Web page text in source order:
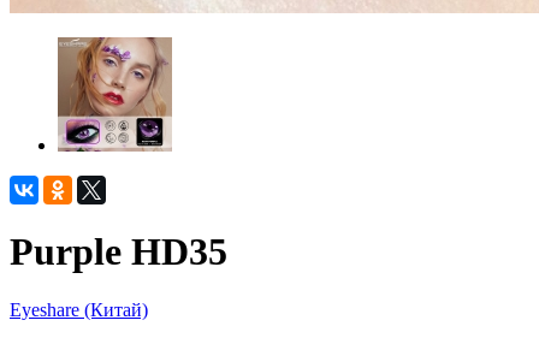
Purple HD35
Eyeshare (Китай)